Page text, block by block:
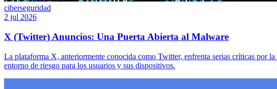
ciberseguridad
2 jul 2026
X (Twitter) Anuncios: Una Puerta Abierta al Malware
La plataforma X, anteriormente conocida como Twitter, enfrenta serias críticas por
entorno de riesgo para los usuarios y sus dispositivos.